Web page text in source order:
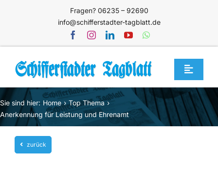
Fragen? 06235 – 92690
info@schifferstadter-tagblatt.de
Toggle
Home
Themen
Blog
Unternehmen
Sie sind hier: Home
Top Thema
Anerkennung für Leistung und Ehrenamt
zurück